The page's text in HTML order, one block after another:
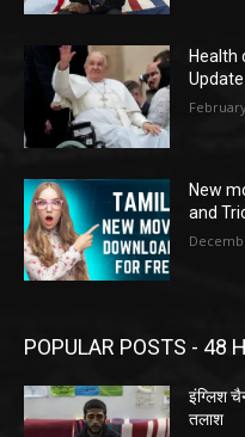
Health
New
and
POPULAR POSTS - 48
इंग्लिश
तलाश